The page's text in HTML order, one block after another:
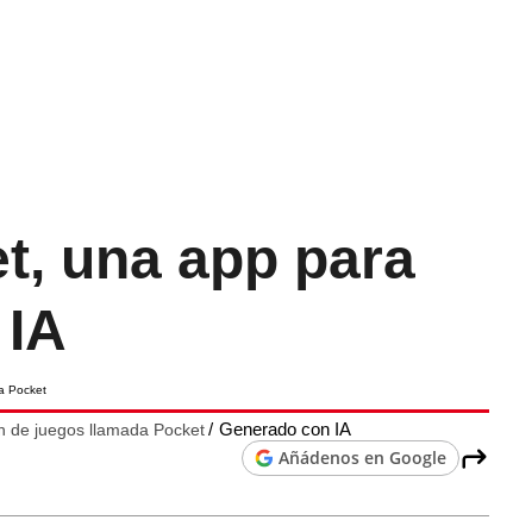
una app para
de juegos llamada Pocket Generado con IA
Añádenos en Google